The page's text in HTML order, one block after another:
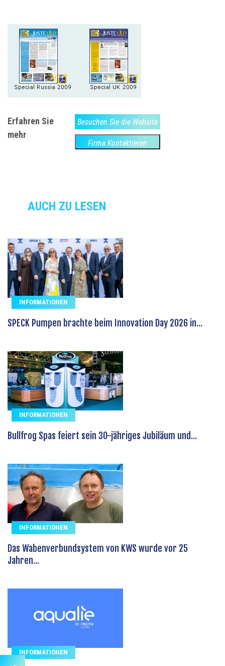
Erfahren Sie
mehr
Besuchen Sie die Website
Firma Kontaktieren
AUCH ZU LESEN
INFORMATIONEN
SPECK Pumpen brachte beim Innovation Day 2026 in...
INFORMATIONEN
Bullfrog Spas feiert sein 30-jähriges Jubiläum und...
INFORMATIONEN
Das Wabenverbundsystem von KWS wurde vor 25
Jahren...
INFORMATIONEN